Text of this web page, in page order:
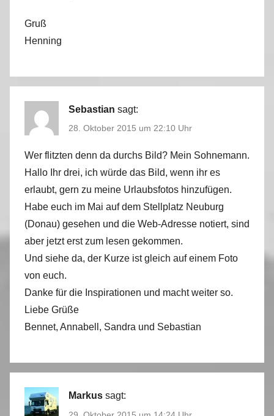
Gruß
Henning
Sebastian sagt:
28. Oktober 2015 um 22:10 Uhr
Wer flitzten denn da durchs Bild? Mein Sohnemann.
Hallo Ihr drei, ich würde das Bild, wenn ihr es
erlaubt, gern zu meine Urlaubsfotos hinzufügen.
Habe euch im Mai auf dem Stellplatz Neuburg
(Donau) gesehen und die Web-Adresse notiert, sind
aber jetzt erst zum lesen gekommen.
Und siehe da, der Kurze ist gleich auf einem Foto
von euch.
Danke für die Inspirationen und macht weiter so.
Liebe Grüße
Bennet, Annabell, Sandra und Sebastian
Markus sagt: